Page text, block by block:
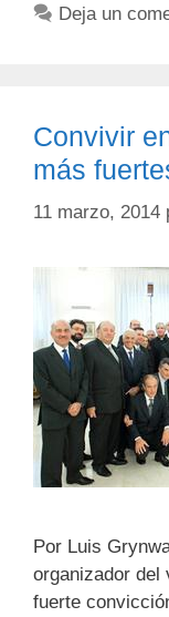
Deja un
Convivir
más
11 marzo, 2014
Por Luis
organizador del
fuerte